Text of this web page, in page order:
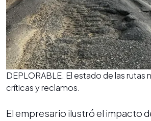
DEPLORABLE. El estado de las rutas
críticas y reclamos.
El empresario ilustró el impacto